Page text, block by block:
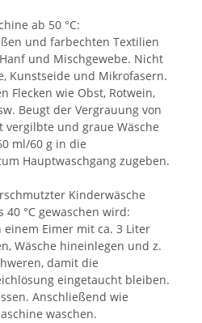
ab 50 °C:
und farbechten Textilien
und Mischgewebe. Nicht
Kunstseide und Mikrofasern.
Flecken wie Obst, Rotwein,
Beugt der Vergrauung von
vergilbte und graue Wäsche
ml/60 g in die
Hauptwaschgang zugeben.
Kinderwäsche
°C gewaschen wird:
Eimer mit ca. 3 Liter
Wäsche hineinlegen und z.
damit die
eingetaucht bleiben.
Anschließend wie
waschen.